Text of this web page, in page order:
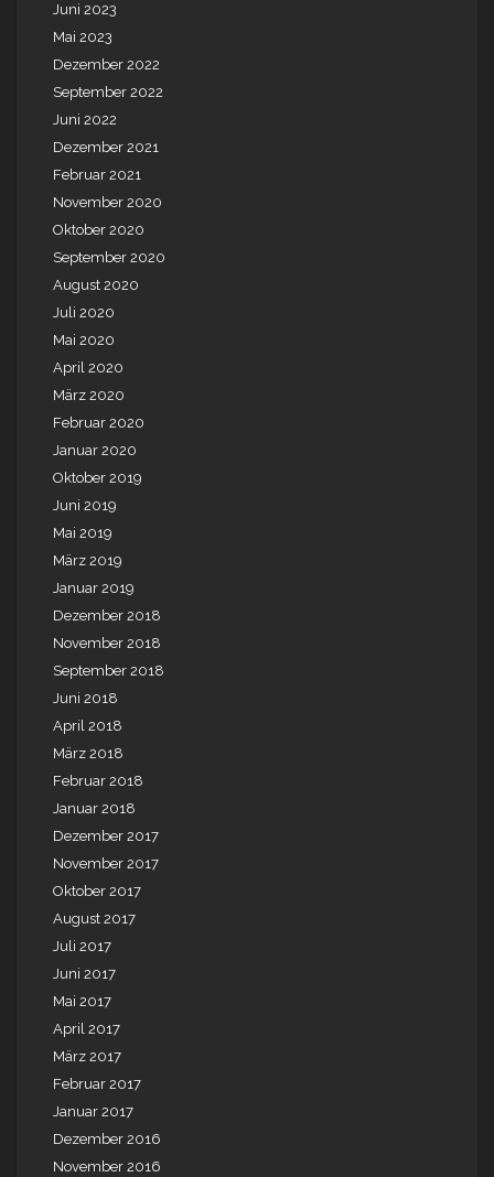
Juni 2023
Mai 2023
Dezember 2022
September 2022
Juni 2022
Dezember 2021
Februar 2021
November 2020
Oktober 2020
September 2020
August 2020
Juli 2020
Mai 2020
April 2020
März 2020
Februar 2020
Januar 2020
Oktober 2019
Juni 2019
Mai 2019
März 2019
Januar 2019
Dezember 2018
November 2018
September 2018
Juni 2018
April 2018
März 2018
Februar 2018
Januar 2018
Dezember 2017
November 2017
Oktober 2017
August 2017
Juli 2017
Juni 2017
Mai 2017
April 2017
März 2017
Februar 2017
Januar 2017
Dezember 2016
November 2016